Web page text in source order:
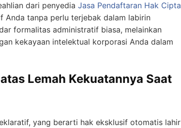
dari penyedia Jasa Pendaftaran Hak Cipta
Anda tanpa perlu terjebak dalam labirin
formalitas administratif biasa, melainkan
kekayaan intelektual korporasi Anda dalam
Lemah Kekuatannya Saat
yang berarti hak eksklusif otomatis lahir